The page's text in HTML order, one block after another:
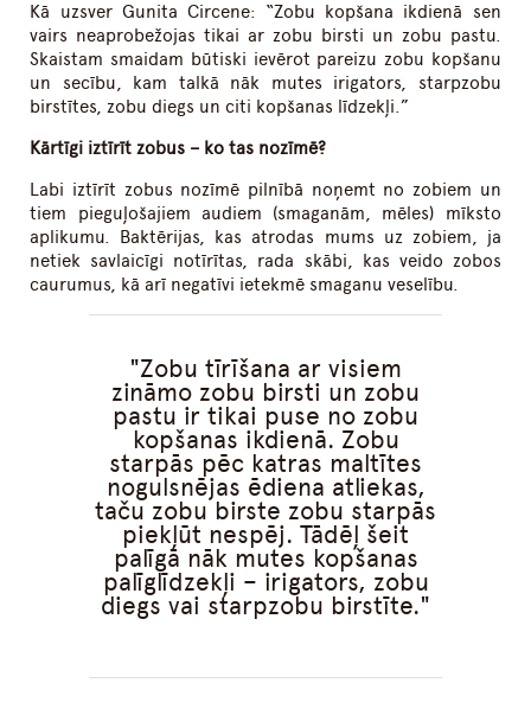
Kā uzsver Gunita Circene: “Zobu kopšana ikdienā sen
vairs neaprobežojas tikai ar zobu birsti un zobu pastu.
Skaistam smaidam būtiski ievērot pareizu zobu kopšanu
un secību, kam talkā nāk mutes irigators, starpzobu
birstītes, zobu diegs un citi kopšanas līdzekļi.”
Kārtīgi iztīrīt zobus – ko tas nozīmē?
Labi iztīrīt zobus nozīmē pilnībā noņemt no zobiem un
tiem pieguļošajiem audiem (smaganām, mēles) mīksto
aplikumu. Baktērijas, kas atrodas mums uz zobiem, ja
netiek savlaicīgi notīrītas, rada skābi, kas veido zobos
caurumus, kā arī negatīvi ietekmē smaganu veselību.
Zobu tīrīšana ar visiem
zināmo zobu birsti un zobu
pastu ir tikai puse no zobu
kopšanas ikdienā. Zobu
starpās pēc katras maltītes
nogulsnējas ēdiena atliekas,
taču zobu birste zobu starpās
piekļūt nespēj. Tādēļ šeit
palīgā nāk mutes kopšanas
palīglīdzekļi – irigators, zobu
diegs vai starpzobu birstīte.